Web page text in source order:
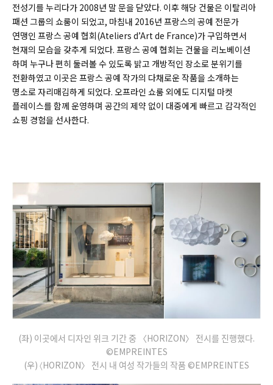
전성기를 누리다가 2008년 말 문을 닫았다. 이후 해당 건물은 이탈리아
패션 그룹의 쇼룸이 되었고, 마침내 2016년 프랑스의 공예 전문가
연맹인 프랑스 공예 협회(Ateliers d’Art de France)가 구입하면서
현재의 모습을 갖추게 되었다. 프랑스 공예 협회는 건물을 리노베이션
하며 누구나 편히 둘러볼 수 있도록 밝고 개방적인 장소로 분위기를
전환하였고 이곳은 프랑스 공예 작가의 다채로운 작품을 소개하는
명소로 자리매김하게 되었다. 오프라인 쇼룸 외에도 디지털 마켓
플레이스를 함께 운영하며 공간의 제약 없이 대중에게 빠르고 감각적인
쇼핑 경험을 선사한다.
(좌) 이곳에서 디자인 위크 기간 중 〈HORIZON〉 전시를 진행했다.
©EMPREINTES
(우) 〈HORIZON〉 전시 내 여성 작가들의 작품 ©EMPREINTES